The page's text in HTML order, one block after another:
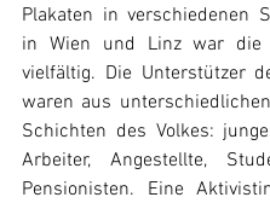
Plakaten in verschiedenen
in Wien und Linz war die
vielfältig. Die Unterstützer
waren aus
Schichten des Volkes:
Arbeiter, Angestellte,
Pensionisten. Eine